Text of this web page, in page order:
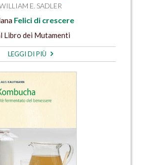
E. SADLER
Felici di crescere
Libro dei Mutamenti
LEGGI DI PIÙ